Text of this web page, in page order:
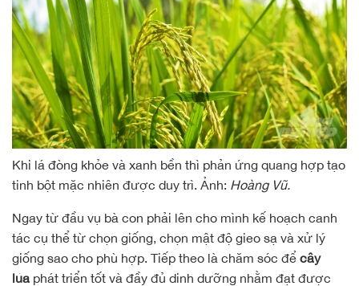
Khi lá đòng khỏe và xanh bền thì phản ứng quang hợp tạo
tinh bột mặc nhiên được duy trì. Ảnh: Hoàng Vũ.
Ngay từ đầu vụ bà con phải lên cho mình kế hoạch canh
tác cụ thể từ chọn giống, chọn mật độ gieo sạ và xử lý
giống sao cho phù hợp. Tiếp theo là chăm sóc để cây
lúa phát triển tốt và đầy đủ dinh dưỡng nhằm đạt được